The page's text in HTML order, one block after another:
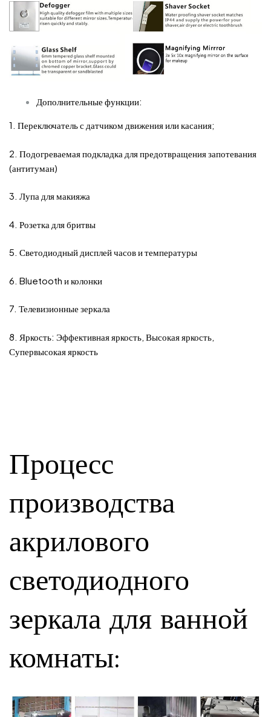
Дополнительные функции:
1. Переключатель с датчиком движения или касания;
2. Подогреваемая подкладка для предотвращения запотевания
(антитуман)
3. Лупа для макияжа
4. Розетка для бритвы
5. Светодиодный дисплей часов и температуры
6. Bluetooth и колонки
7. Телевизионные зеркала
8. Яркость: Эффективная яркость, Высокая яркость,
Супервысокая яркость
Процесс
производства
акрилового
светодиодного
зеркала для ванной
комнаты: